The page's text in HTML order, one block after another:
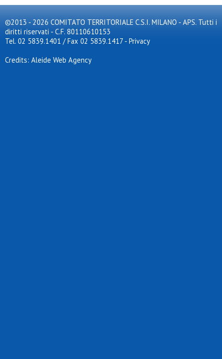
©2013 - 2026 COMITATO TERRITORIALE C.S.I. MILANO - APS. Tutti i
diritti riservati - C.F. 80110610153
Tel. 02 5839.1401 / Fax 02 5839.1417 - Privacy
Credits: Aleide Web Agency